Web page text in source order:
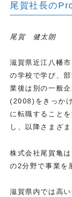
尾賀社長の
尾賀 健太朗
滋賀県近江八幡
の学校で学び、
業後は別の一般
(2008)をきっか
に転職すること
し、以降さまざ
株式会社尾賀亀
の2分野で事業を
滋賀県内では高